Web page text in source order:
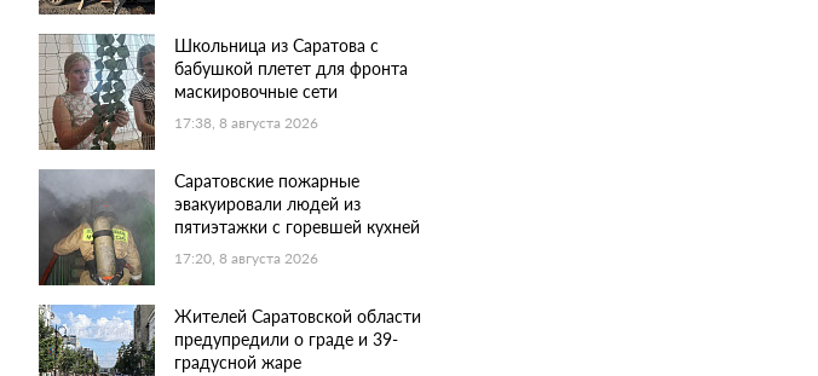
Школьница из Саратова с
бабушкой плетет для фронта
маскировочные сети
17:38, 8 августа 2026
Саратовские пожарные
эвакуировали людей из
пятиэтажки с горевшей кухней
17:20, 8 августа 2026
Жителей Саратовской области
предупредили о граде и 39-
градусной жаре